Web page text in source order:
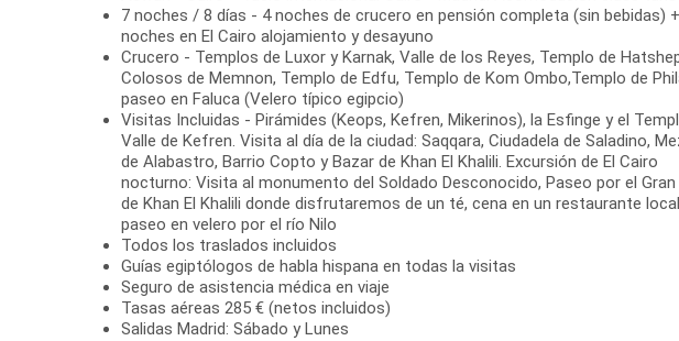
7 noches / 8 días - 4 noches de crucero en pensión completa (sin bebidas)
noches en El Cairo alojamiento y desayuno
Crucero - Templos de Luxor y Karnak, Valle de los Reyes, Templo de
Colosos de Memnon, Templo de Edfu, Templo de Kom Ombo,Templo de
paseo en Faluca (Velero típico egipcio)
Visitas Incluidas - Pirámides (Keops, Kefren, Mikerinos), la Esfinge y el
Valle de Kefren. Visita al día de la ciudad: Saqqara, Ciudadela de Saladino,
de Alabastro, Barrio Copto y Bazar de Khan El Khalili. Excursión de El Cairo
nocturno: Visita al monumento del Soldado Desconocido, Paseo por el Gran
de Khan El Khalili donde disfrutaremos de un té, cena en un restaurante
paseo en velero por el río Nilo
Todos los traslados incluidos
Guías egiptólogos de habla hispana en todas la visitas
Seguro de asistencia médica en viaje
Tasas aéreas 285 € (netos incluidos)
Salidas Madrid: Sábado y Lunes